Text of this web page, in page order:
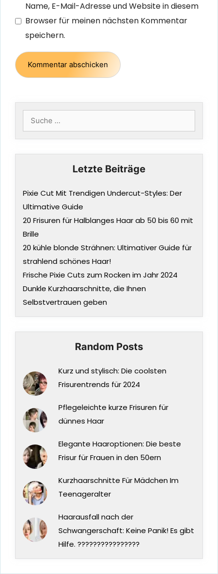
Name, E-Mail-Adresse und Website in diesem
Browser für meinen nächsten Kommentar
speichern.
Suche
nach:
Letzte Beiträge
Pixie Cut Mit Trendigen Undercut-Styles: Der
Ultimative Guide
20 Frisuren für Halblanges Haar ab 50 bis 60 mit
Brille
20 kühle blonde Strähnen: Ultimativer Guide für
strahlend schönes Haar!
Frische Pixie Cuts zum Rocken im Jahr 2024
Dunkle Kurzhaarschnitte, die Ihnen
Selbstvertrauen geben
Random Posts
Kurz und stylisch: Die coolsten
Frisurentrends für 2024
Pflegeleichte kurze Frisuren für
dünnes Haar
Elegante Haaroptionen: Die beste
Frisur für Frauen in den 50ern
Kurzhaarschnitte Für Mädchen Im
Teenageralter
Haarausfall nach der
Schwangerschaft: Keine Panik! Es gibt
Hilfe. ????????????????